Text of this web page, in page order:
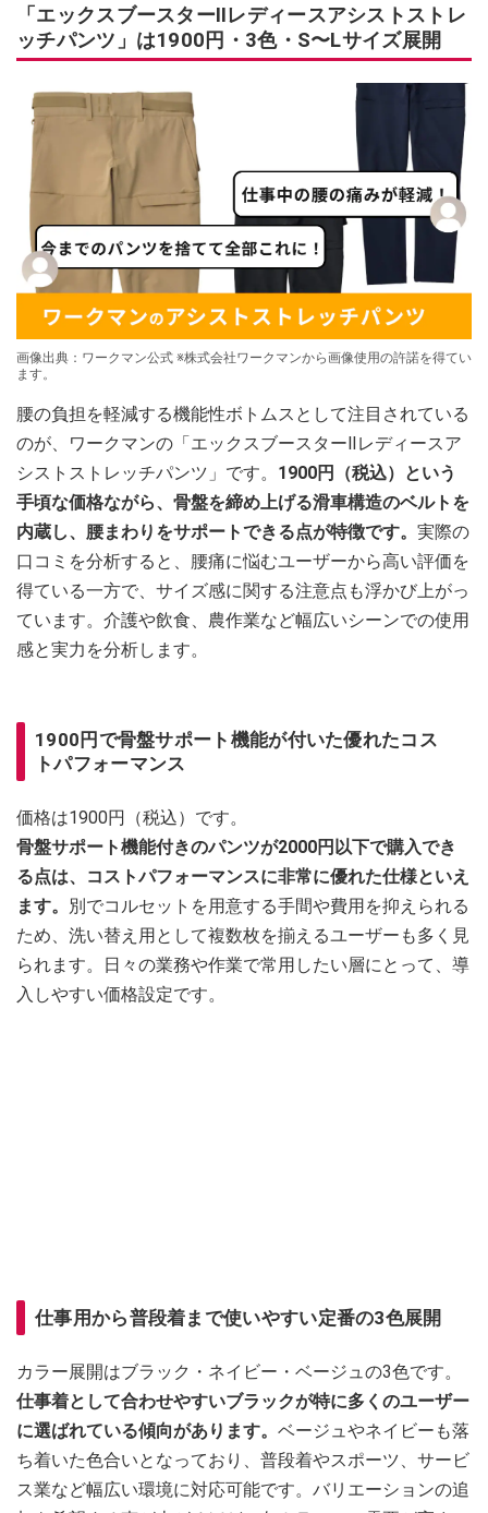
「エックスブースターⅡレディースアシストストレ
ッチパンツ」は1900円・3色・S〜Lサイズ展開
画像出典：ワークマン公式 ※株式会社ワークマンから画像使用の許諾を得てい
ます。
腰の負担を軽減する機能性ボトムスとして注目されている
のが、ワークマンの「エックスブースターⅡレディースア
シストストレッチパンツ」です。 1900円（税込）という
手頃な価格ながら、骨盤を締め上げる滑車構造のベルトを
内蔵し、腰まわりをサポートできる点が特徴です。 実際の
口コミを分析すると、腰痛に悩むユーザーから高い評価を
得ている一方で、サイズ感に関する注意点も浮かび上がっ
ています。介護や飲食、農作業など幅広いシーンでの使用
感と実力を分析します。
1900円で骨盤サポート機能が付いた優れたコス
トパフォーマンス
価格は1900円（税込）です。
骨盤サポート機能付きのパンツが2000円以下で購入でき
る点は、コストパフォーマンスに非常に優れた仕様といえ
ます。
別でコルセットを用意する手間や費用を抑えられる
ため、洗い替え用として複数枚を揃えるユーザーも多く見
られます。日々の業務や作業で常用したい層にとって、導
入しやすい価格設定です。
仕事用から普段着まで使いやすい定番の3色展開
カラー展開はブラック・ネイビー・ベージュの3色です。
仕事着として合わせやすいブラックが特に多くのユーザー
に選ばれている傾向があります。 ベージュやネイビーも落
ち着いた色合いとなっており、普段着やスポーツ、サービ
ス業など幅広い環境に対応可能です。バリエーションの追